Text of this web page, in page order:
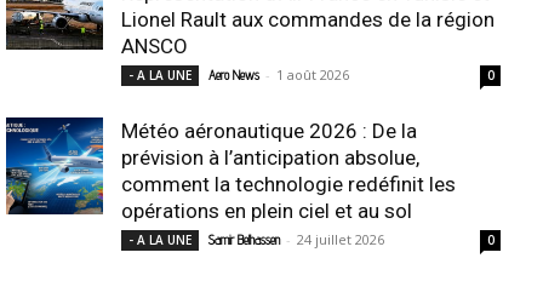
Lionel Rault aux commandes de la région
ANSCO
- A LA UNE Aero News - 1 août 2026 0
Météo aéronautique 2026 : De la
prévision à l’anticipation absolue,
comment la technologie redéfinit les
opérations en plein ciel et au sol
- A LA UNE Samir Belhassen - 24 juillet 2026 0